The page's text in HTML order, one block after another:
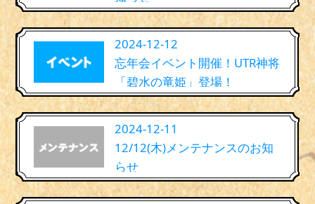
2024-12-12
忘年会イベント開催！UTR神将
「碧水の竜姫」登場！
2024-12-11
12/12(木)メンテナンスのお知
らせ